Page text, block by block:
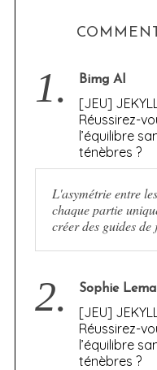
1. Bimg AI
[JEU]
Réussirez-
l’équilibre
ténèbres ?
L'asymétrie entre
chaque partie
créer des guides de
2. Sophie
[JEU]
Réussirez-
l’équilibre
ténèbres ?